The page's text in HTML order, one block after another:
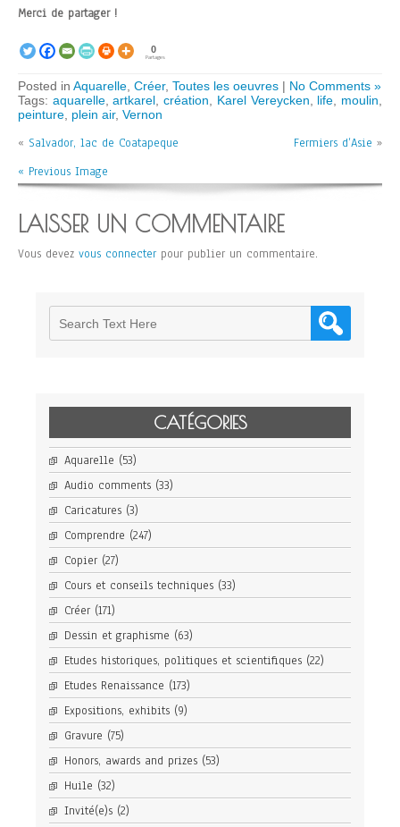
Merci de partager !
0
Partages
Posted in Aquarelle, Créer, Toutes les oeuvres | No Comments »
Tags: aquarelle,artkarel,création, Karel Vereycken, life, moulin,
peinture, plein air, Vernon
« Salvador, lac de Coatapeque Fermiers d’Asie »
« Previous Image
LAISSER UN COMMENTAIRE
Vous devez vous connecter pour publier un commentaire.
CATÉGORIES
Aquarelle (53)
Audio comments (33)
Caricatures (3)
Comprendre (247)
Copier (27)
Cours et conseils techniques (33)
Créer (171)
Dessin et graphisme (63)
Etudes historiques, politiques et scientifiques (22)
Etudes Renaissance (173)
Expositions, exhibits (9)
Gravure (75)
Honors, awards and prizes (53)
Huile (32)
Invité(e)s (2)